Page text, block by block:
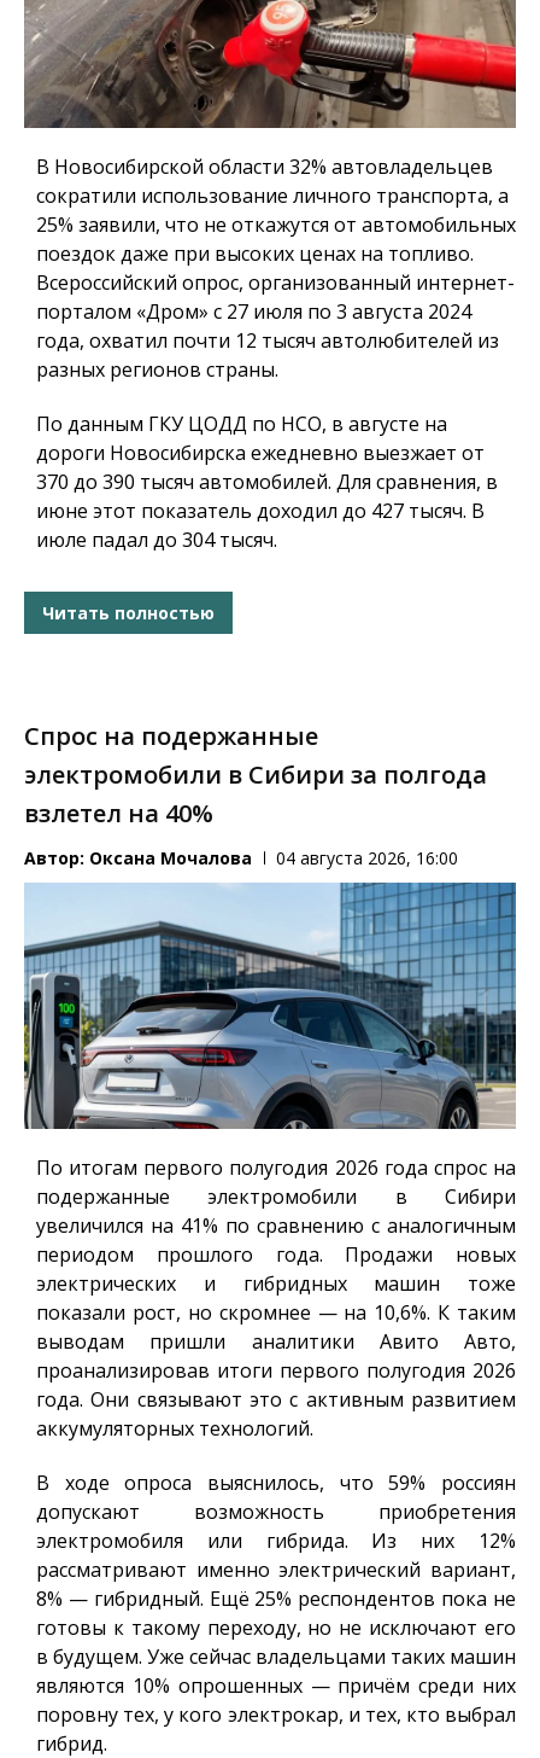
В Новосибирской области 32% автовладельцев
сократили использование личного транспорта, а
25% заявили, что не откажутся от автомобильных
поездок даже при высоких ценах на топливо.
Всероссийский опрос, организованный интернет-
порталом «Дром» с 27 июля по 3 августа 2024
года, охватил почти 12 тысяч автолюбителей из
разных регионов страны.
По данным ГКУ ЦОДД по НСО, в августе на
дороги Новосибирска ежедневно выезжает от
370 до 390 тысяч автомобилей. Для сравнения, в
июне этот показатель доходил до 427 тысяч. В
июле падал до 304 тысяч.
Читать полностью
Спрос на подержанные
электромобили в Сибири за полгода
взлетел на 40%
Автор: Оксана Мочалова 04 августа 2026, 16:00
По итогам первого полугодия 2026 года спрос на
подержанные электромобили в Сибири
увеличился на 41% по сравнению с аналогичным
периодом прошлого года. Продажи новых
электрических и гибридных машин тоже
показали рост, но скромнее — на 10,6%. К таким
выводам пришли аналитики Авито Авто,
проанализировав итоги первого полугодия 2026
года. Они связывают это с активным развитием
аккумуляторных технологий.
В ходе опроса выяснилось, что 59% россиян
допускают возможность приобретения
электромобиля или гибрида. Из них 12%
рассматривают именно электрический вариант,
8% — гибридный. Ещё 25% респондентов пока не
готовы к такому переходу, но не исключают его
в будущем. Уже сейчас владельцами таких машин
являются 10% опрошенных — причём среди них
поровну тех, у кого электрокар, и тех, кто выбрал
гибрид.